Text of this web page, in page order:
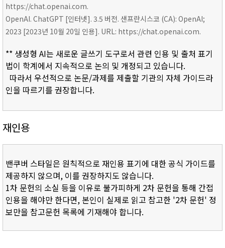
https://chat.openai.com.
OpenAI. ChatGPT [인터넷]. 3.5 버전. 샌프란시스코 (CA): OpenAI;
2023 [2023년 10월 20일 인용]. URL: https://chat.openai.com.
** 생성형 AI는 새로운 글쓰기 도구로서 관련 인용 및 출처 표기
법이 학계에서 지속적으로 논의 및 개정되고 있습니다.
따라서 우선적으로 논문/과제를 제출할 기관의 자체 가이드라
인을 따르기를 권장합니다.
재인용
밴쿠버 스타일은 원칙적으로 재인용 표기에 대한 공식 가이드를
제공하지 않으며, 이를 권장하지도 않습니다.
1차 문헌의 소실 등을 이유로 불가피하게 2차 문헌을 통해 간접
인용을 해야만 한다면, 본인이 실제로 읽고 참고한 '2차 문헌' 정
보만을 참고문헌 목록에 기재해야 합니다.